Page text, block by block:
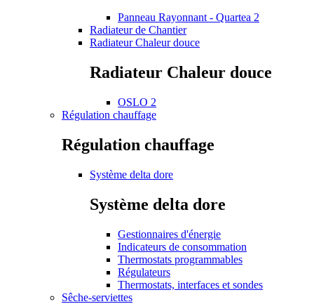
Panneau Rayonnant - Quartea 2
Radiateur de Chantier
Radiateur Chaleur douce
Radiateur Chaleur douce
OSLO 2
Régulation chauffage
Régulation chauffage
Système delta dore
Système delta dore
Gestionnaires d'énergie
Indicateurs de consommation
Thermostats programmables
Régulateurs
Thermostats, interfaces et sondes
Sêche-serviettes